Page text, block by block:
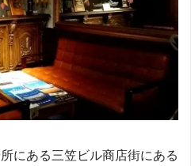
にある三笠ビル商店街にある